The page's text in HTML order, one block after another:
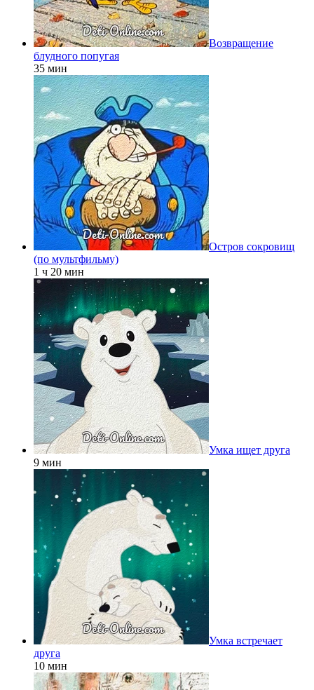
Возвращение
блудного попугая
35 мин
Остров сокровищ
(по мультфильму)
1 ч 20 мин
Умка ищет друга
9 мин
Умка встречает
друга
10 мин